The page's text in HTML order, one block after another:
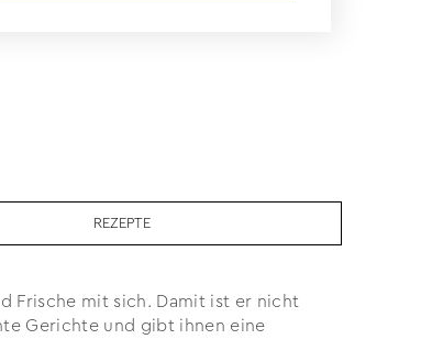
REZEPTE
Frische mit sich. Damit ist er nicht
Gerichte und gibt ihnen eine